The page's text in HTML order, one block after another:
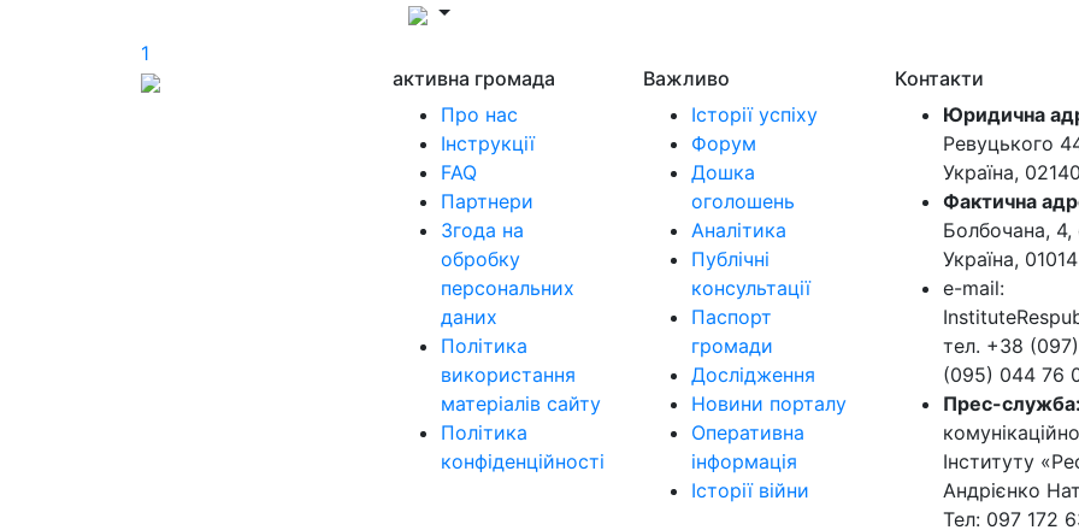
1
активна громада
Про нас
Інструкції
FAQ
Партнери
Згода на
обробку
персональних
даних
Політика
використання
матеріалів сайту
Політика
конфіденційності
Важливо
Історії успіху
Форум
Дошка
оголошень
Аналітика
Публічні
консультації
Паспорт
громади
Дослідження
Новини порталу
Оперативна
інформація
Історії війни
Контакти
Юридична
Ревуцького
Україна, 02140
Фактична
Болбочана, 4,
Україна, 01014
e-mail:
тел. +38
(095) 044 76
Прес-служба:
Інституту
Андрієнко
Тел: 097 172